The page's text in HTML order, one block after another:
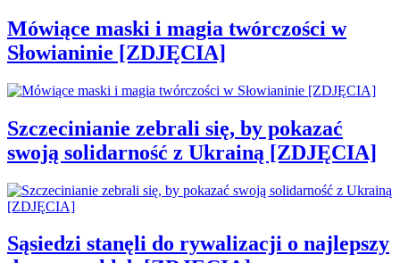
Mówiące maski i magia twórczości w
Słowianinie [ZDJĘCIA]
Szczecinianie zebrali się, by pokazać
swoją solidarność z Ukrainą [ZDJĘCIA]
Sąsiedzi stanęli do rywalizacji o najlepszy